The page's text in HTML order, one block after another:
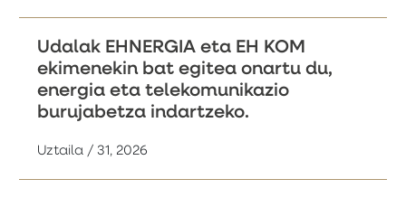
Udalak EHNERGIA eta EH KOM
ekimenekin bat egitea onartu du,
energia eta telekomunikazio
burujabetza indartzeko.
Uztaila / 31, 2026